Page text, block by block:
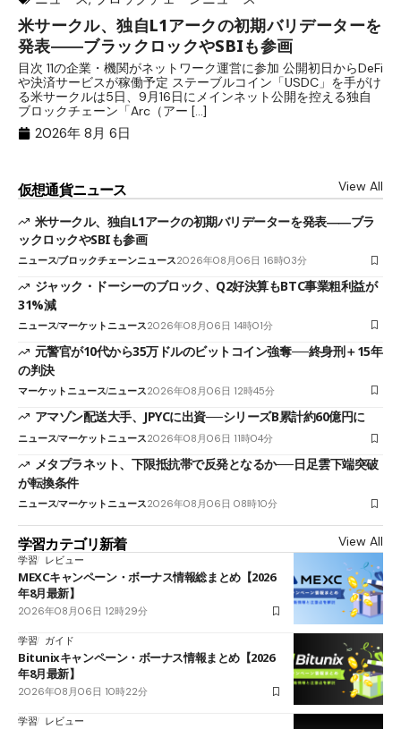
米サークル、独自L1アークの初期バリデーターを
発表――ブラックロックやSBIも参画
目次 11の企業・機関がネットワーク運営に参加 公開初日からDeFi
や決済サービスが稼働予定 ステーブルコイン「USDC」を手がけ
る米サークルは5日、9月16日にメインネット公開を控える独自
ブロックチェーン「Arc（アー […]
2026年 8月 6日
仮想通貨ニュース View All
米サークル、独自L1アークの初期バリデーターを発表――ブラ
ックロックやSBIも参画
ニュースブロックチェーンニュース2026年08月06日 16時03分
ジャック・ドーシーのブロック、Q2好決算もBTC事業粗利益が
31%減
ニュースマーケットニュース2026年08月06日 14時01分
元警官が10代から35万ドルのビットコイン強奪──終身刑＋15年
の判決
マーケットニュースニュース2026年08月06日 12時45分
アマゾン配送大手、JPYCに出資──シリーズB累計約60億円に
ニュースマーケットニュース2026年08月06日 11時04分
メタプラネット、下限抵抗帯で反発となるか──日足雲下端突破
が転換条件
ニュースマーケットニュース2026年08月06日 08時10分
学習カテゴリ新着 View All
学習 レビュー
MEXCキャンペーン・ボーナス情報総まとめ【2026
年8月最新】
2026年08月06日 12時29分
学習 ガイド
Bitunixキャンペーン・ボーナス情報まとめ【2026
年8月最新】
2026年08月06日 10時22分
学習 レビュー